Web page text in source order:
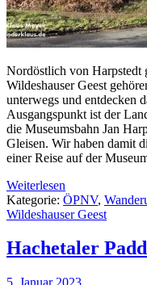
Nordöstlich von Harpstedt
Wildeshauser Geest
unterwegs und entdecken
Ausgangspunkt ist der
die Museumsbahn Jan
Gleisen. Wir haben damit
einer Reise auf der
Weiterlesen
Kategorie: ÖPNV,
Wildeshauser Geest
Hachetaler